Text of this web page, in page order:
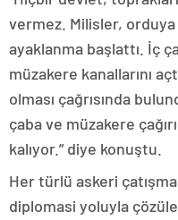
vermez. Milisler,
ayaklanma başlattı. İç
müzakere kanallarını
olması çağrısında
çaba ve müzakere
kalıyor.” diye konuştu.
Her türlü askeri
diplomasi yoluyla